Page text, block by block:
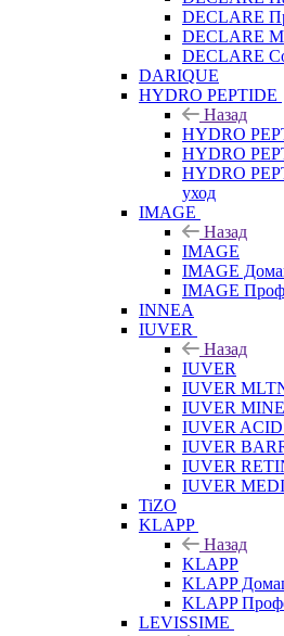
DECLARE
DECLARE
DECLARE
DARIQUE
HYDRO PEPTIDE
Назад
HYDRO
HYDRO
HYDRO
уход
IMAGE
Назад
IMAGE
IMAGE
IMAGE
INNEA
IUVER
Назад
IUVER
IUVER
IUVER
IUVER
IUVER
IUVER
IUVER
TiZO
KLAPP
Назад
KLAPP
KLAPP
KLAPP
LEVISSIME